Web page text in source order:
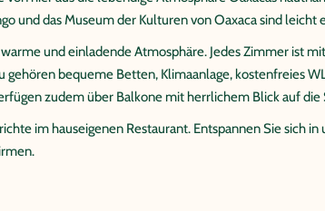
und das Museum der Kulturen von Oaxaca sind leicht
und einladende Atmosphäre. Jedes Zimmer ist
bequeme Betten, Klimaanlage, kostenfreies
zudem über Balkone mit herrlichem Blick auf die
im hauseigenen Restaurant. Entspannen Sie sich